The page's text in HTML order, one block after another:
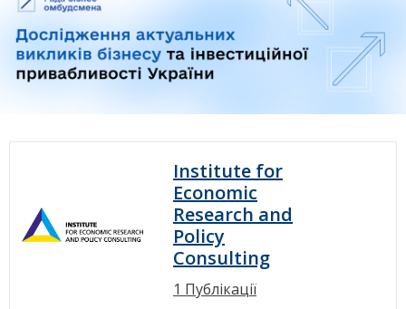
Institute for
Economic
Research and
Policy
Consulting
1 Публікації